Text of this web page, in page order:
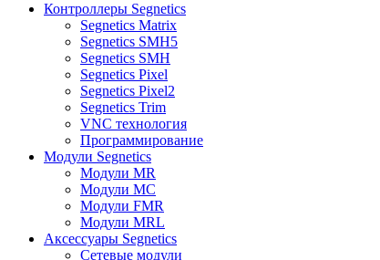
Контроллеры Segnetics
Segnetics Matrix
Segnetics SMH5
Segnetics SMH
Segnetics Pixel
Segnetics Pixel2
Segnetics Trim
VNC технология
Программирование
Модули Segnetics
Модули MR
Модули MC
Модули FMR
Модули MRL
Аксессуары Segnetics
Сетевые модули